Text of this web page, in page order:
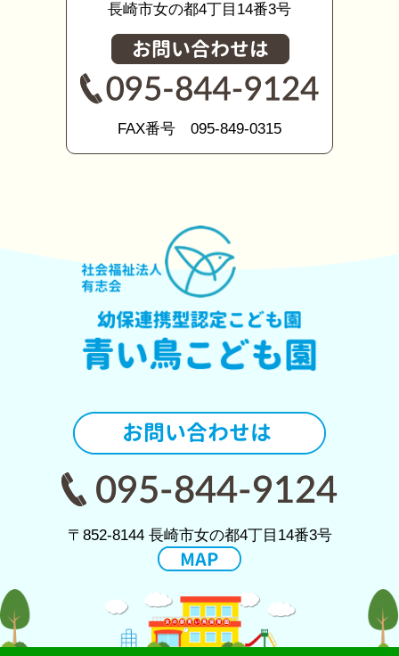
長崎市女の都4丁目14番3号
FAX番号 095-849-0315
〒852-8144 長崎市女の都4丁目14番3号